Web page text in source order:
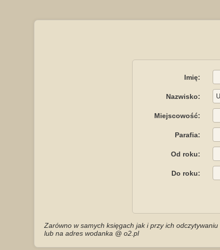
Imię:
Nazwisko:
Miejscowość:
Parafia:
Od roku:
Do roku:
Zarówno w samych księgach jak i przy ich
lub na adres wodanka @ o2.pl